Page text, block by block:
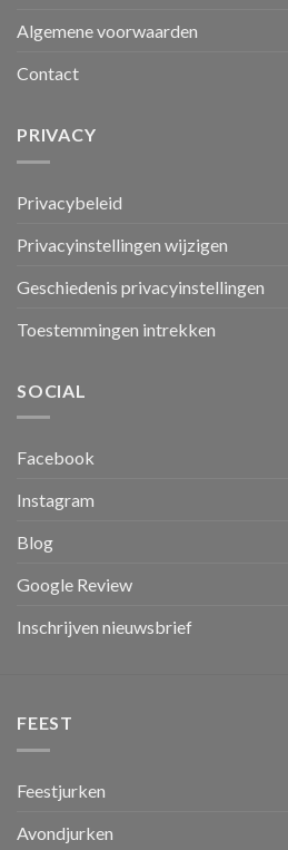
Algemene voorwaarden
Contact
PRIVACY
Privacybeleid
Privacyinstellingen wijzigen
Geschiedenis privacyinstellingen
Toestemmingen intrekken
SOCIAL
Facebook
Instagram
Blog
Google Review
Inschrijven nieuwsbrief
FEEST
Feestjurken
Avondjurken